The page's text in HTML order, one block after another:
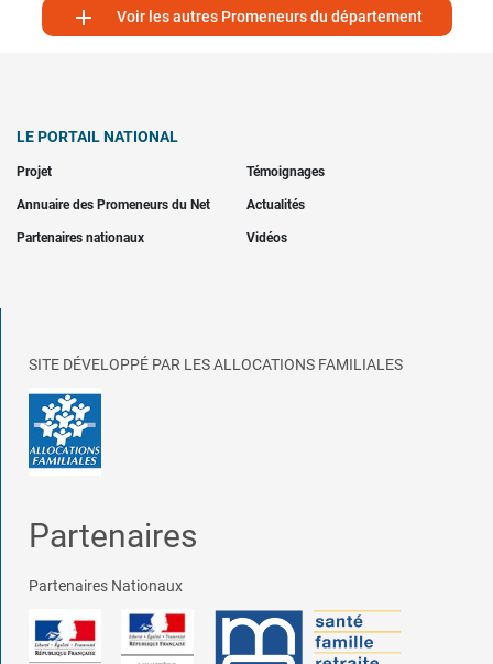
 Voir les autres Promeneurs du département
LE PORTAIL NATIONAL
Projet Témoignages
Annuaire des Promeneurs du Net Actualités
Partenaires nationaux Vidéos
SITE DÉVELOPPÉ PAR LES ALLOCATIONS FAMILIALES
Partenaires
Partenaires Nationaux